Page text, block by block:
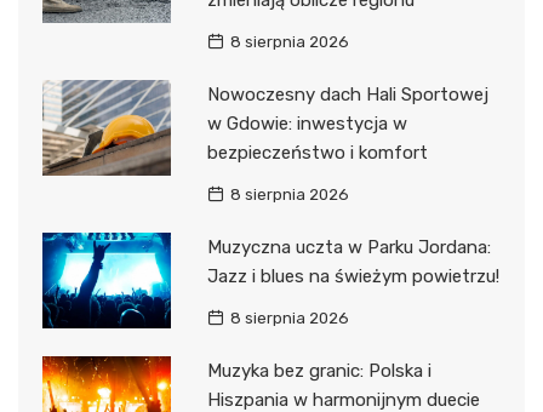
8 sierpnia 2026
Nowoczesny dach Hali Sportowej
w Gdowie: inwestycja w
bezpieczeństwo i komfort
8 sierpnia 2026
Muzyczna uczta w Parku Jordana:
Jazz i blues na świeżym powietrzu!
8 sierpnia 2026
Muzyka bez granic: Polska i
Hiszpania w harmonijnym duecie